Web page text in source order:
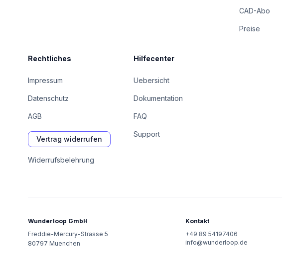
CAD-Abo
Preise
Rechtliches
Impressum
Datenschutz
AGB
Vertrag widerrufen
Widerrufsbelehrung
Hilfecenter
Uebersicht
Dokumentation
FAQ
Support
Wunderloop GmbH
Freddie-Mercury-Strasse 5
80797 Muenchen
Kontakt
+49 89 54197406
info@wunderloop.de